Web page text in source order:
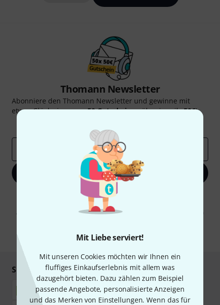
Mit Liebe serviert!
Mit unseren Cookies möchten wir Ihnen ein
fluffiges Einkaufserlebnis mit allem was
dazugehört bieten. Dazu zählen zum Beispiel
passende Angebote, personalisierte Anzeigen
und das Merken von Einstellungen. Wenn das für
Thomann Newsletter
Abonniere den Thomann Newsletter und gewinne mit
etwas Glück einen von50 Gutscheinenüber jeweils50€!
Jetzt anmelden
Mit Klick auf „Jetzt anmelden“ stimmen Sie dem Erhalt von E-Mail-
Werbung und einer Messung des E-Mail-Nutzungsverhaltens zu. Die
Abmeldung ist jederzeit möglich. Weitere Informationen finden Sie in
* Pflichtfeld
Sicher einkaufen & bezahlen